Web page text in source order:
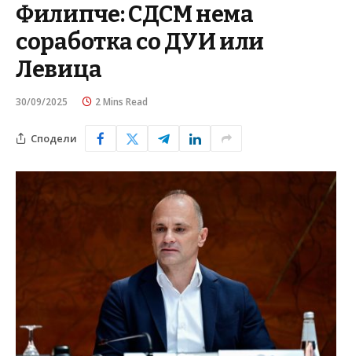
Филипче: СДСМ нема
соработка со ДУИ или
Левица
30/09/2025 2 Mins Read
Сподели